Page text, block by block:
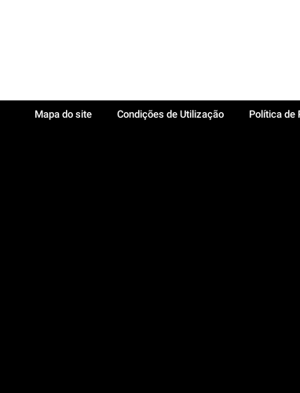
Mapa do site Condições de Utilização Política de